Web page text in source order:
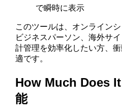
で瞬時に表示
このツールは、オンライン
ビジネスパーソン、海外サ
計管理を効率化したい方、
適です。
How Much Does
能